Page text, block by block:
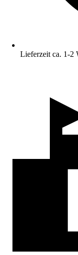
Lieferzeit ca. 1-2